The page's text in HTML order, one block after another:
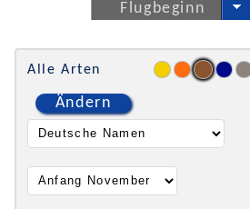
Flugbeginn
Alle Arten
Ändern